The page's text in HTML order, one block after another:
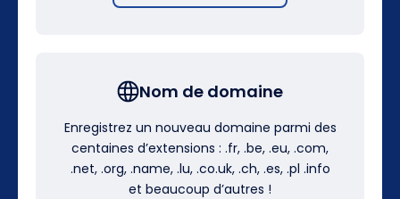
Nom de domaine
Enregistrez un nouveau domaine parmi des
centaines d’extensions : .fr, .be, .eu, .com,
.net, .org, .name, .lu, .co.uk, .ch, .es, .pl .info
et beaucoup d’autres !